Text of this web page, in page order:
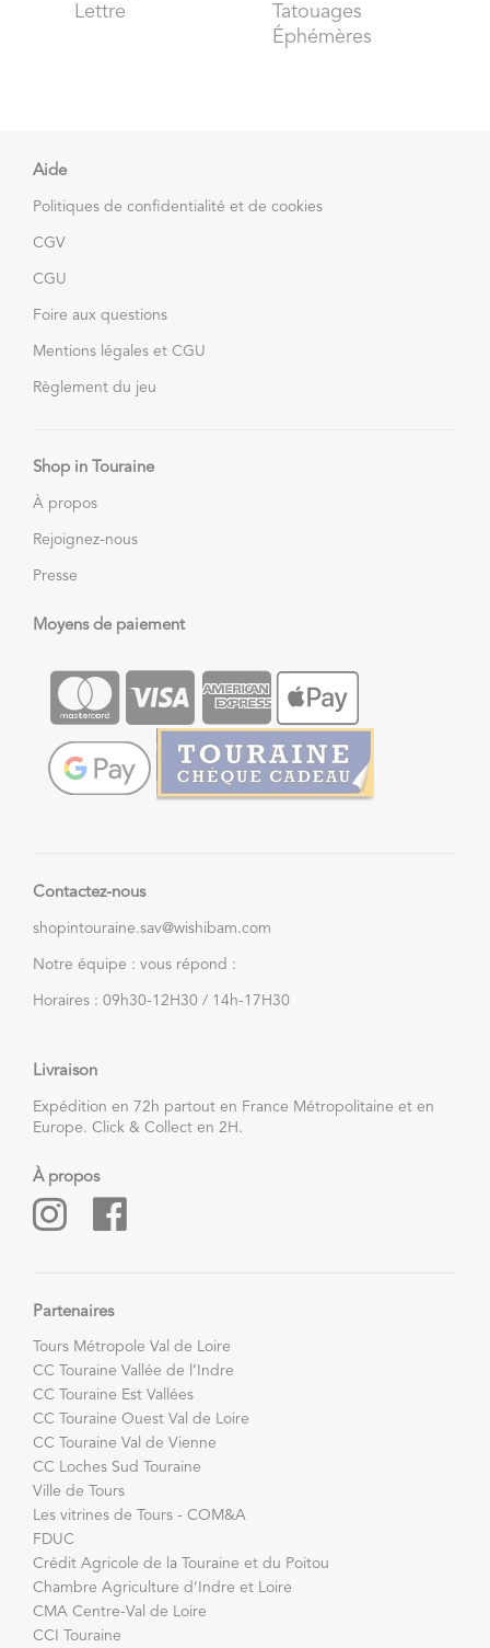
Lettre
Tatouages
Éphémères
Aide
Politiques de confidentialité et de cookies
CGV
CGU
Foire aux questions
Mentions légales et CGU
Règlement du jeu
Shop in Touraine
À propos
Rejoignez-nous
Presse
Moyens de paiement
Contactez-nous
shopintouraine.sav@wishibam.com
Notre équipe : vous répond :
Horaires : 09h30-12H30 / 14h-17H30
Livraison
Expédition en 72h partout en France Métropolitaine et en
Europe. Click & Collect en 2H.
À propos
Partenaires
Tours Métropole Val de Loire
CC Touraine Vallée de l’Indre
CC Touraine Est Vallées
CC Touraine Ouest Val de Loire
CC Touraine Val de Vienne
CC Loches Sud Touraine
Ville de Tours
Les vitrines de Tours - COM&A
FDUC
Crédit Agricole de la Touraine et du Poitou
Chambre Agriculture d’Indre et Loire
CMA Centre-Val de Loire
CCI Touraine